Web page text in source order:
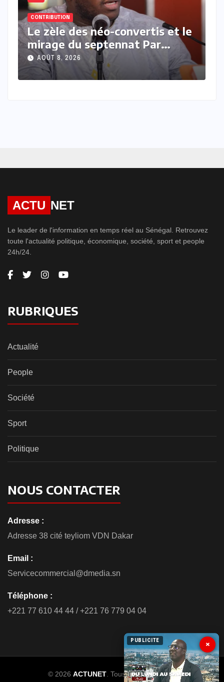
convertis et le
Par
CONTRIBUTION
Président contre
Moussa Kamara
AOÛT 7, 2026
ACTU NET
Le leader de l'information en temps réel au Sénégal. Retrouvez
toute l'actualité politique, économique, société, sport et people
24h/24.
RUBRIQUES
Actualité
People
Société
Sport
Politique
NOUS CONTACTER
Adresse :
Adresse 38 cité teyliom VDN Dakar
Email :
Servicecommercial@dmedia.sn
Téléphone :
+221 77 610 44 44 / +221 76 779 04 04
© 2026 ACTUNET. Tous droits réservés.
×
PUBLICITE